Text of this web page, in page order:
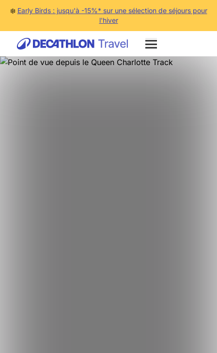
❄️ Early Birds : jusqu'à -15%* sur une sélection de séjours pour
l'hiver